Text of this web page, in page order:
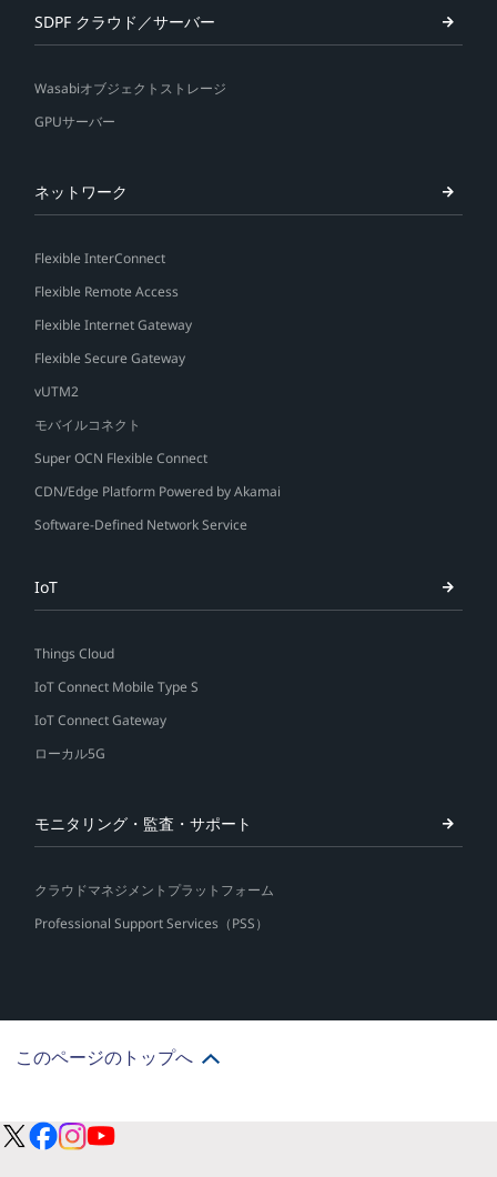
SDPF クラウド／サーバー
Wasabiオブジェクトストレージ
GPUサーバー
ネットワーク
Flexible InterConnect
Flexible Remote Access
Flexible Internet Gateway
Flexible Secure Gateway
vUTM2
モバイルコネクト
Super OCN Flexible Connect
CDN/Edge Platform Powered by Akamai
Software-Defined Network Service
IoT
Things Cloud
IoT Connect Mobile Type S
IoT Connect Gateway
ローカル5G
モニタリング・監査・サポート
クラウドマネジメントプラットフォーム
Professional Support Services（PSS）
このページのトップへ